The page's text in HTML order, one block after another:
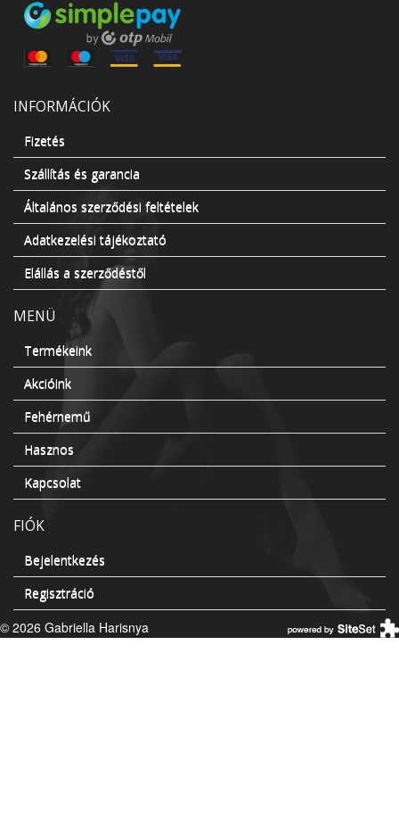
INFORMÁCIÓK
Fizetés
Szállítás és garancia
Általános szerződési feltételek
Adatkezelési tájékoztató
Elállás a szerződéstől
MENÜ
Termékeink
Akcióink
Fehérnemű
Hasznos
Kapcsolat
FIÓK
Bejelentkezés
Regisztráció
© 2026 Gabriella Harisnya